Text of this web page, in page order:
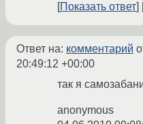
Показать ответ
Ответ на: комментарий
20:49:12 +00:00
так я
anonymous